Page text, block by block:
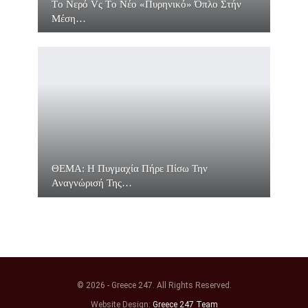
Τo Νερό Vς Τo Νέο «πυρηνικό» Όπλο Στήν
Μέση…
ΘΕΜΑ: Η Πυγμαχία Πήρε Πίσω Την
Αναγνώρισή Της…
© 2026 - Greece 247. All Rights Reserved.
Website Design: Greece 247 Team